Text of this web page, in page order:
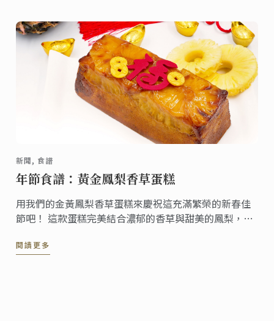
新聞, 食譜
年節食譜：黃金鳳梨香草蛋糕
用我們的金黃鳳梨香草蛋糕來慶祝這充滿繁榮的新春佳
節吧！ 這款蛋糕完美結合濃郁的香草與甜美的鳳梨，象
的家人一起分享這款美味蛋糕，品嚐帶來喜悅、甜蜜與
閱讀更多